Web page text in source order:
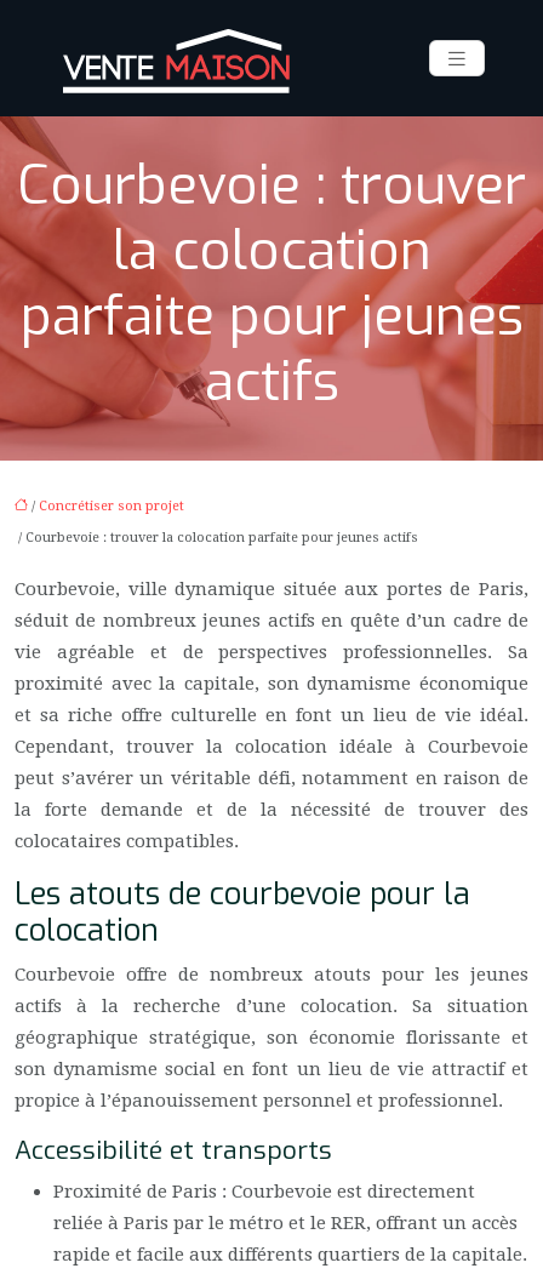
Courbevoie : trouver
la colocation
parfaite pour jeunes
actifs
/ Concrétiser son projet
/ Courbevoie : trouver la colocation parfaite pour jeunes actifs
Courbevoie, ville dynamique située aux portes de Paris,
séduit de nombreux jeunes actifs en quête d’un cadre de
vie agréable et de perspectives professionnelles. Sa
proximité avec la capitale, son dynamisme économique
et sa riche offre culturelle en font un lieu de vie idéal.
Cependant, trouver la colocation idéale à Courbevoie
peut s’avérer un véritable défi, notamment en raison de
la forte demande et de la nécessité de trouver des
colocataires compatibles.
Les atouts de courbevoie pour la
colocation
Courbevoie offre de nombreux atouts pour les jeunes
actifs à la recherche d’une colocation. Sa situation
géographique stratégique, son économie florissante et
son dynamisme social en font un lieu de vie attractif et
propice à l’épanouissement personnel et professionnel.
Accessibilité et transports
Proximité de Paris : Courbevoie est directement
reliée à Paris par le métro et le RER, offrant un accès
rapide et facile aux différents quartiers de la capitale.